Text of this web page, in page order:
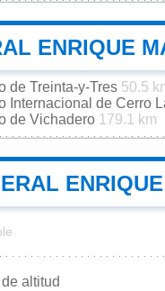
ENRIQUE
de Treinta-y-Tres 50.5
Internacional de Cerro
de Vichadero 179.1 km
altitud